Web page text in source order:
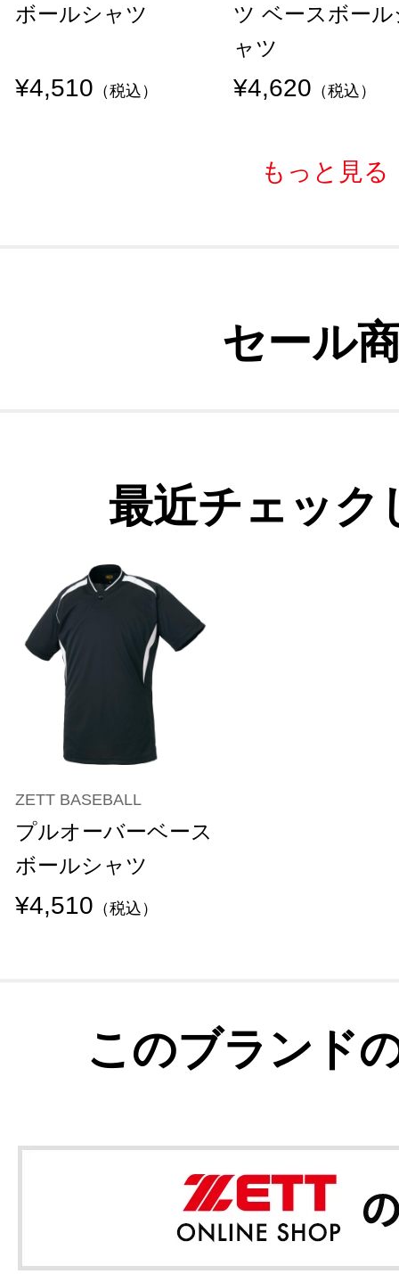
ボールシャツ
¥4,510 （税込）
ツ ベースボール
ャツ
¥4,620 （税込）
もっと見る
セール
最近チェック
ZETT BASEBALL
プルオーバーベース
ボールシャツ
¥4,510 （税込）
このブランド